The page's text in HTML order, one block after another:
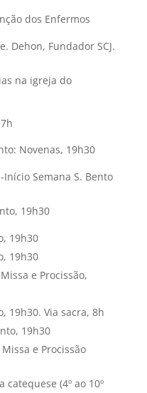
dos Enfermos
Dehon, Fundador SCJ.
na igreja do
Novenas, 19h30
Início Semana S. Bento
19h30
19h30
19h30
e Procissão,
19h30. Via sacra, 8h
19h30
e Procissão
catequese (4º ao 10º